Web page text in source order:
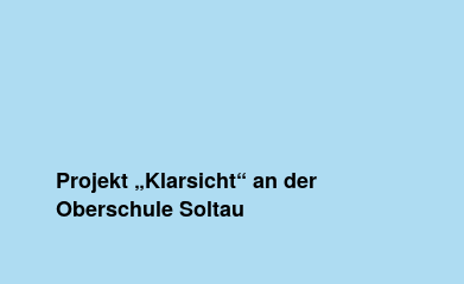
Projekt „Klarsicht“ an der
Oberschule Soltau